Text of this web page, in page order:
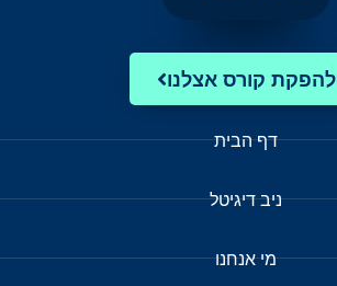
להפקת קורס אצלנו
דף הבית
ניב דיגיטל
מי אנחנו